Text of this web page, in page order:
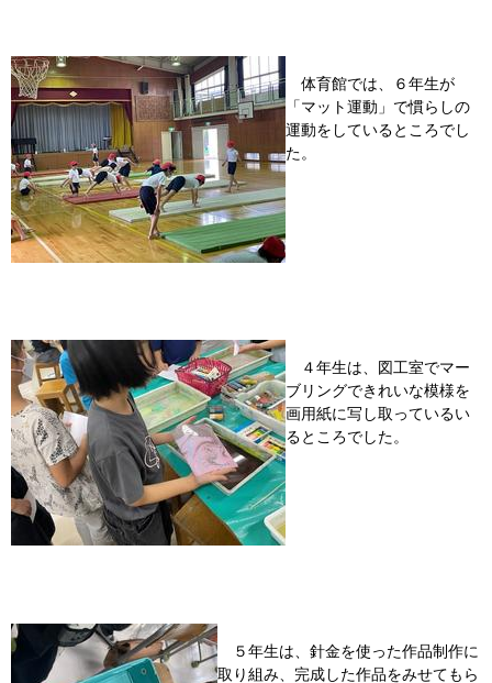
体育館では、６年生が
「マット運動」で慣らしの
運動をしているところでし
た。
４年生は、図工室でマー
ブリングできれいな模様を
画用紙に写し取っているい
るところでした。
５年生は、針金を使った作品制作に
取り組み、完成した作品をみせてもら